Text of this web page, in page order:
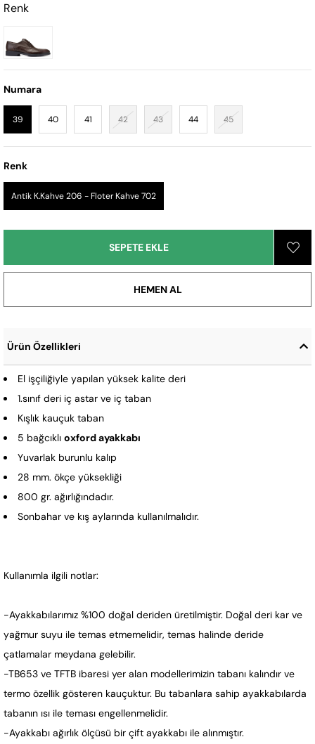
Renk
Numara
39 40 41 42 43 44 45
Renk
Antik K.Kahve 206 - Floter Kahve 702
Ürün Özellikleri
El işçiliğiyle yapılan yüksek kalite deri
1.sınıf deri iç astar ve iç taban
Kışlık kauçuk taban
5 bağcıklı oxford ayakkabı
Yuvarlak burunlu kalıp
28 mm. ökçe yüksekliği
800 gr. ağırlığındadır.
Sonbahar ve kış aylarında kullanılmalıdır.
Kullanımla ilgili notlar:
-Ayakkabılarımız %100 doğal deriden üretilmiştir. Doğal deri kar ve
yağmur suyu ile temas etmemelidir, temas halinde deride
çatlamalar meydana gelebilir.
-TB653 ve TFTB ibaresi yer alan modellerimizin tabanı kalındır ve
termo özellik gösteren kauçuktur. Bu tabanlara sahip ayakkabılarda
tabanın ısı ile teması engellenmelidir.
-Ayakkabı ağırlık ölçüsü bir çift ayakkabı ile alınmıştır.